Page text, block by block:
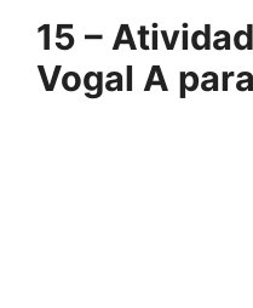
15 –
Vogal A